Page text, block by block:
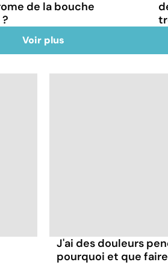
de la bouche
Voir plus
J'ai des douleurs
pourquoi et que